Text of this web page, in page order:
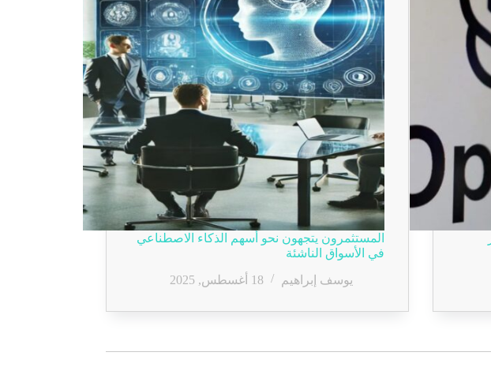
المستثمرون يتجهون نحو أسهم الذكاء الاصطناعي
في الأسواق الناشئة
يوسف إبراهيم
18 أغسطس, 2025